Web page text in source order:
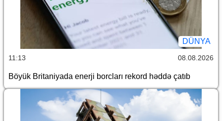
DÜNYA
11:13 08.08.2026
Böyük Britaniyada enerji borcları rekord həddə çatıb